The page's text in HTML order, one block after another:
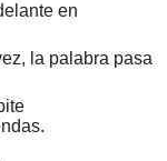
en
la palabra pasa